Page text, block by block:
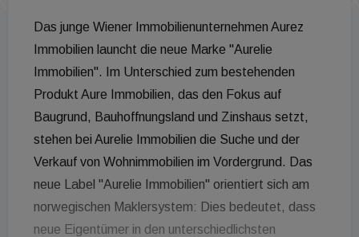
Das junge Wiener Immobilienunternehmen Aurez
Immobilien launcht die neue Marke "Aurelie
Immobilien". Im Unterschied zum bestehenden
Produkt Aure Immobilien, das den Fokus auf
Baugrund, Bauhoffnungsland und Zinshaus setzt,
stehen bei Aurelie Immobilien die Suche und der
Verkauf von Wohnimmobilien im Vordergrund. Das
neue Label "Aurelie Immobilien" orientiert sich am
norwegischen Maklersystem: Dies bedeutet, dass
neue Eigentümer in den unterschiedlichsten